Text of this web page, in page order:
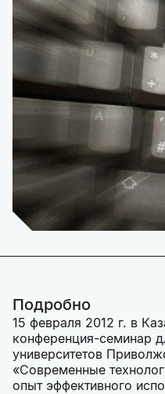
Подробно
15 февраля 2012 г. в
конференция-семинар
университетов
«Современные
опыт эффективного